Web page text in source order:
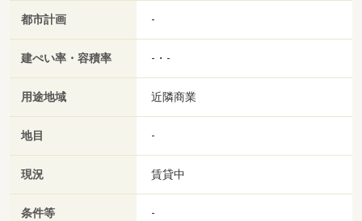
都市計画 -
建ぺい率・容積率 -・-
用途地域 近隣商業
地目 -
現況 賃貸中
条件等 -